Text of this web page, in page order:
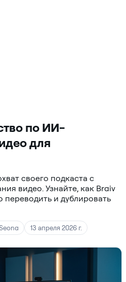
по ИИ-
для
своего подкаста с
видео. Узнайте, как Braiv
и дублировать
13 апреля 2026 г.